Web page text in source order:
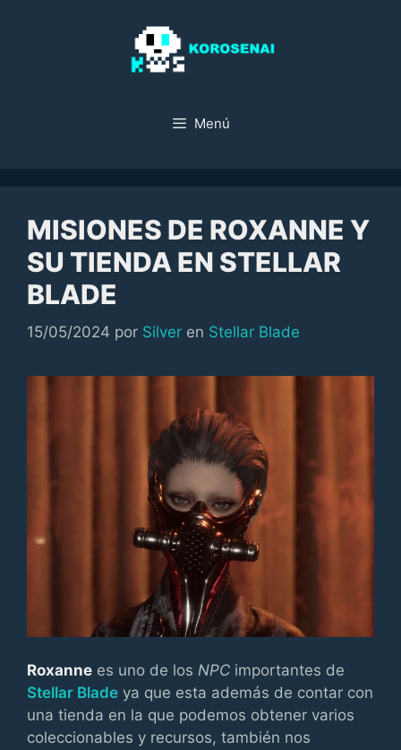
Menú
MISIONES DE ROXANNE Y
SU TIENDA EN STELLAR
BLADE
15/05/2024 por Silver en Categorías
Stellar Blade
Roxanne es uno de los NPC importantes de
Stellar Blade ya que esta además de contar con
una tienda en la que podemos obtener varios
coleccionables y recursos, también nos